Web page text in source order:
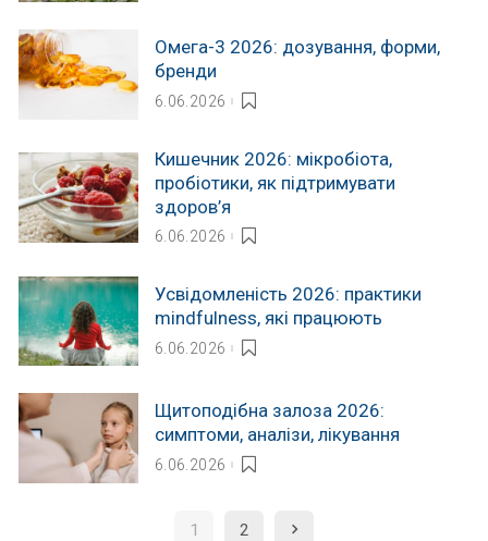
Омега-3 2026: дозування, форми,
бренди
6.06.2026
Кишечник 2026: мікробіота,
пробіотики, як підтримувати
здоров’я
6.06.2026
Усвідомленість 2026: практики
mindfulness, які працюють
6.06.2026
Щитоподібна залоза 2026:
симптоми, аналізи, лікування
6.06.2026
1 2